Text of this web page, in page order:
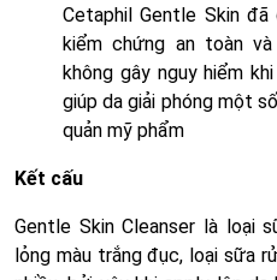
Cetaphil Gentle Skin
kiểm chứng an toàn
không gây nguy hiểm
giúp da giải phóng một
quản mỹ phẩm
Kết cấu
Gentle Skin Cleanser là loại
lỏng màu trắng đục, loại sữa